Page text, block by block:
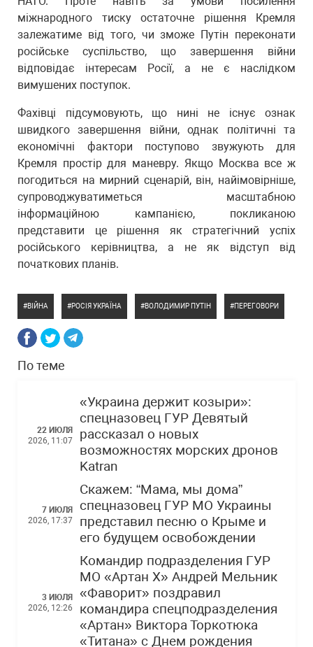
міжнародного тиску остаточне рішення Кремля
залежатиме від того, чи зможе Путін переконати
російське суспільство, що завершення війни
відповідає інтересам Росії, а не є наслідком
вимушених поступок.
Фахівці підсумовують, що нині не існує ознак
швидкого завершення війни, однак політичні та
економічні фактори поступово звужують для
Кремля простір для маневру. Якщо Москва все ж
погодиться на мирний сценарій, він, найімовірніше,
супроводжуватиметься масштабною
інформаційною кампанією, покликаною
представити це рішення як стратегічний успіх
російського керівництва, а не як відступ від
початкових планів.
ВІЙНА РОСІЯ УКРАЇНА ВОЛОДИМИР ПУТІН ПЕРЕГОВОРИ
По теме
22 ИЮЛЯ
2026, 11:07
«Украина держит козыри»:
спецназовец ГУР Девятый
рассказал о новых
возможностях морских дронов
Katran
7 ИЮЛЯ
2026, 17:37
Скажем: “Мама, мы дома”
спецназовец ГУР МО Украины
представил песню о Крыме и
его будущем освобождении
3 ИЮЛЯ
2026, 12:26
Командир подразделения ГУР
МО «Артан Х» Андрей Мельник
«Фаворит» поздравил
командира спецподразделения
«Артан» Виктора Торкотюка
«Титана» с Днем рождения